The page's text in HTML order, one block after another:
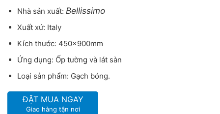
Nhà sản xuất: Bellissimo
Xuất xứ: Italy
Kích thước: 450x900mm
Ứng dụng: Ốp tường và lát sàn
Loại sản phẩm: Gạch bóng.
ĐẶT MUA NGAY
Giao hàng tận nơi